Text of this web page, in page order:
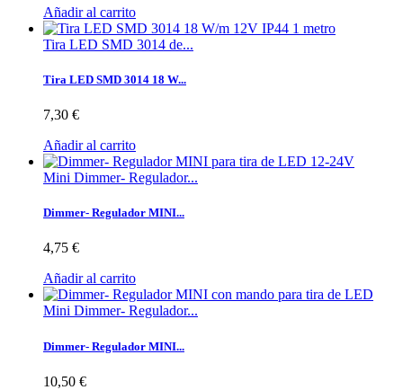
Añadir al carrito
Tira LED SMD 3014 de...
Tira LED SMD 3014 18 W...
7,30 €
Añadir al carrito
Mini Dimmer- Regulador...
Dimmer- Regulador MINI...
4,75 €
Añadir al carrito
Mini Dimmer- Regulador...
Dimmer- Regulador MINI...
10,50 €